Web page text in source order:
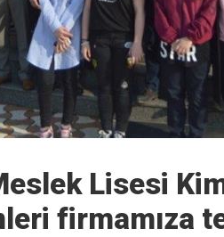
Lisesi
firmamıza